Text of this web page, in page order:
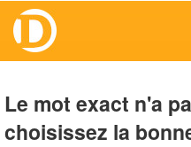
Le mot exact n'a
choisissez la